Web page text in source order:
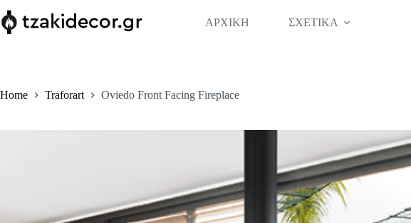
to
content
ΑΡΧΙΚΗ ΣΧΕΤΙΚΑ
Home Traforart Oviedo Front Facing Fireplace